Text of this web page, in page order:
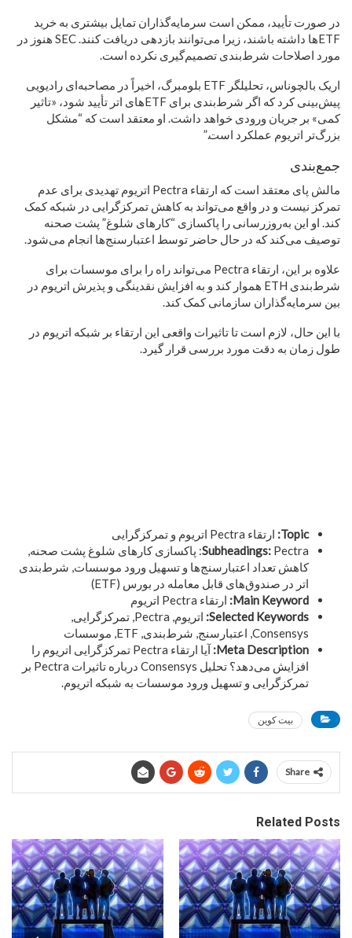
در صورت تأیید، ممکن است سرمایه‌گذاران تمایل بیشتری به خرید
ETFها داشته باشند، زیرا می‌توانند بازدهی دریافت کنند. SEC هنوز در
مورد اصلاحات شرط‌بندی تصمیم‌گیری نکرده است.
اریک بالچوناس، تحلیلگر ETF بلومبرگ، اخیراً در مصاحبه‌ای رادیویی
پیش‌بینی کرد که اگر شرط‌بندی برای ETFهای اتر تأیید شود، «تاثیر
کمی» بر جریان ورودی خواهد داشت. او معتقد است که “مشکل
بزرگ‌تر اتریوم عملکرد است.”
جمع‌بندی
مالش پای معتقد است که ارتقاء Pectra اتریوم تهدیدی برای عدم
تمرکز نیست و در واقع می‌تواند به کاهش تمرکزگرایی در شبکه کمک
کند. او این به‌روزرسانی را پاکسازی “کارهای شلوغ” پشت صحنه
توصیف می‌کند که در حال حاضر توسط اعتبارسنج‌ها انجام می‌شود.
علاوه بر این، ارتقاء Pectra می‌تواند راه را برای موسسات برای
شرط‌بندی ETH هموار کند و به افزایش نقدینگی و پذیرش اتریوم در
بین سرمایه‌گذاران سازمانی کمک کند.
با این حال، لازم است تا تاثیرات واقعی این ارتقاء بر شبکه اتریوم در
طول زمان به دقت مورد بررسی قرار گیرد.
Topic: ارتقاء Pectra اتریوم و تمرکزگرایی
Subheadings:Pectra: پاکسازی کارهای شلوغ پشت صحنه,
کاهش تعداد اعتبارسنج‌ها و تسهیل ورود موسسات, شرط‌بندی
اتر در صندوق‌های قابل معامله در بورس (ETF)
Main Keyword: ارتقاء Pectra اتریوم
Selected Keywords:
اتریوم, Pectra, تمرکزگرایی,
Consensys, اعتبارسنج, شرط‌بندی, ETF, موسسات
Meta Description:
آیا ارتقاء Pectra تمرکزگرایی اتریوم را
افزایش می‌دهد؟ تحلیل Consensys درباره تاثیرات Pectra بر
تمرکزگرایی و تسهیل ورود موسسات به شبکه اتریوم.
بیت کوین
Share
Related Posts